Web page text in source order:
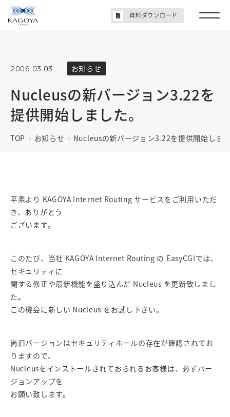
2006.03.03 お知らせ
Nucleusの新バージョン3.22を
提供開始しました。
TOP お知らせ Nucleusの新バージョン3.22を提供開始しま
平素より KAGOYA Internet Routing サービスをご利用いただ
き、ありがとう
ございます。
このたび、当社 KAGOYA Internet Routing の EasyCGIでは、
セキュリティに
関する修正や最新機能を盛り込んだ Nucleus を更新致しまし
た。
この機会に新しい Nucleus をお試し下さい。
尚旧バージョンはセキュリティホールの存在が確認されてお
りますので、
Nucleusをインストールされておられるお客様は、必ずバー
ジョンアップを
お願い致します。
資料ダウンロード